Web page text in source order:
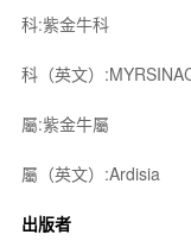
科:紫金牛科
科（英文）
屬:紫金牛屬
屬（英文）:Ardisia
出版者